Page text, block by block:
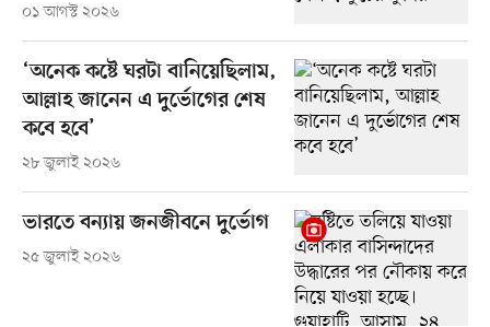
০১ আগস্ট ২০২৬
‘অনেক কষ্টে ঘরটা বানিয়েছিলাম,
আল্লাহ জানেন এ দুর্ভোগের শেষ
কবে হবে’
২৮ জুলাই ২০২৬
ভারতে বন্যায় জনজীবনে দুর্ভোগ
২৫ জুলাই ২০২৬